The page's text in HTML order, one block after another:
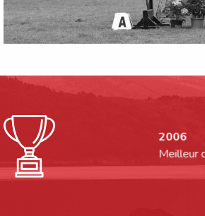
Meilleur cavalier de